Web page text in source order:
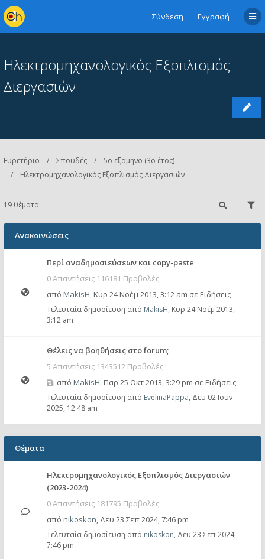
Σύνδεση Εγγραφή
Ηλεκτρομηχανολογικός Εξοπλισμός
Διεργασιών
Ευρετήριο Σπουδές
5ο εξάμηνο (3ο έτος)
Ηλεκτρομηχανολογικός Εξοπλισμός Διεργασιών
19 θέματα
Ανακοινώσεις
Περί αναδημοσιεύσεων και copy-paste
0 Απαντήσεις 116181 Προβολές
από MakisH, Κυρ 24 Νοέμ 2013, 3:12 am σε Ειδήσεις
Τελευταία δημοσίευση από MakisH, Κυρ 24 Νοέμ 2013,
3:12 am
Θέλεις να βοηθήσεις στο forum;
5 Απαντήσεις 1343512 Προβολές
από MakisH, Παρ 25 Οκτ 2013, 3:29 pm σε Ειδήσεις
Τελευταία δημοσίευση από EvelinaPappa, Δευ 02 Ιουν
2025, 12:48 am
Θέματα
Ηλεκτρομηχανολογικός Εξοπλισμός Διεργασιών
(2023-2024)
0 Απαντήσεις 181795 Προβολές
από nikoskon, Δευ 23 Σεπ 2024, 7:46 pm
Τελευταία δημοσίευση από nikoskon, Δευ 23 Σεπ 2024,
7:46 pm